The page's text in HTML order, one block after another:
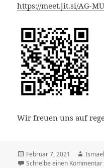
https://meet.jit.si/AG-
Wir freuen uns auf
Veröffentlicht
am
Februar 7, 2021 Autor
Schreibe einen Kommentar